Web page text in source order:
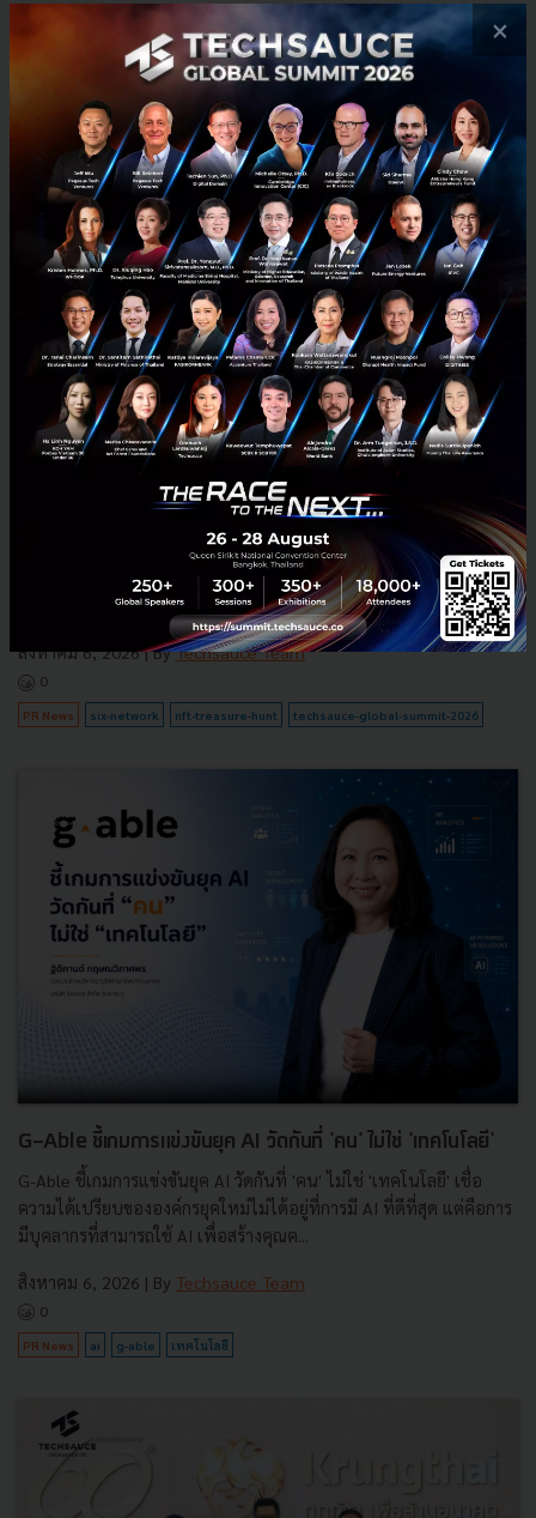
RELATED ARTICLE
SIX Network และ Techsauce สานต่อความร่วมมือปีที่ 4 นำ
NFT Treasure Hunt Season 4 ยกระดับประสบการณ์ดิจิทัล
ใน Techsauce Global Summit 2026
SIX Network ผนึกกำลังกับ Techsauce อีกครั้งในงาน Techsauce
Global Summit 2026 ภายใต้ธีม "The Race to The Next…" จัดขึ้น
ระหว่างวันที่ 26-28 สิงหาคม 2026 ณ ศูนย์การประชุมแห่งชาติสิริ...
สิงหาคม 6, 2026| ByTechsauce Team
0
PR News six-network nft-treasure-hunt techsauce-global-summit-2026
G-Able ชี้เกมการแข่งขันยุค AI วัดกันที่ 'คน' ไม่ใช่ 'เทคโนโลยี'
G-Able ชี้เกมการแข่งขันยุค AI วัดกันที่ 'คน' ไม่ใช่ 'เทคโนโลยี' เชื่อ
ความได้เปรียบขององค์กรยุคใหม่ไม่ได้อยู่ที่การมี AI ที่ดีที่สุด แต่คือการ
มีบุคลากรที่สามารถใช้ AI เพื่อสร้างคุณค...
สิงหาคม 6, 2026 | By Techsauce Team
0
PR News ai g-able เทคโนโลยี
×